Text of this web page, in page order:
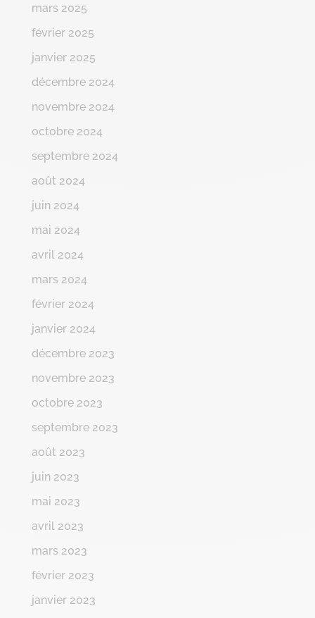
mars 2025
février 2025
janvier 2025
décembre 2024
novembre 2024
octobre 2024
septembre 2024
août 2024
juin 2024
mai 2024
avril 2024
mars 2024
février 2024
janvier 2024
décembre 2023
novembre 2023
octobre 2023
septembre 2023
août 2023
juin 2023
mai 2023
avril 2023
mars 2023
février 2023
janvier 2023